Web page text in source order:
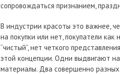
сопровождаться признанием,
В индустрии красоты это важнее,
на покупки или нет, покупатели
“чистый”, нет четкого
этой концепции. Одни выдвигают
материалы. Два совершенно